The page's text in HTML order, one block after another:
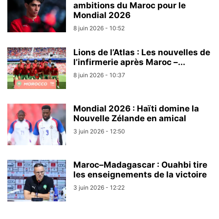
ambitions du Maroc pour le
Mondial 2026
8 juin 2026 - 10:52
Lions de l’Atlas : Les nouvelles de
l’infirmerie après Maroc –...
8 juin 2026 - 10:37
Mondial 2026 : Haïti domine la
Nouvelle Zélande en amical
3 juin 2026 - 12:50
Maroc–Madagascar : Ouahbi tire
les enseignements de la victoire
3 juin 2026 - 12:22